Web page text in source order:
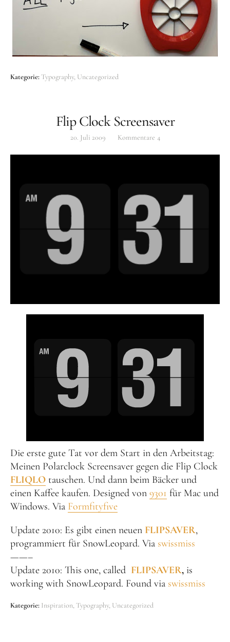
Kategorie:Typography Uncategorized
Flip Clock Screensaver
20. Juli 2009 Kommentare 4
Die erste gute Tat vor dem Start in den Arbeitstag:
Meinen Polarclock Screensaver gegen die Flip Clock
FLIQLO tauschen. Und dann beim Bäcker und
einen Kaffee kaufen. Designed von 9301 für Mac und
Windows. Via Formfityfive
Update 2010: Es gibt einen neuen FLIPSAVER,
programmiert für SnowLeopard. Via swissmiss
——–
Update 2010: This one, called FLIPSAVER, is
working with SnowLeopard. Found via swissmiss
Kategorie: Inspiration Typography Uncategorized